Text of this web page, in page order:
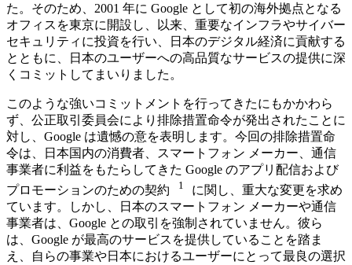
た。そのため、2001 年に Google として初の海外拠点となる
オフィスを東京に開設し、以来、重要なインフラやサイバー
セキュリティに投資を行い、日本のデジタル経済に貢献する
とともに、日本のユーザーへの高品質なサービスの提供に深
くコミットしてまいりました。
このような強いコミットメントを行ってきたにもかかわら
ず、公正取引委員会により排除措置命令が発出されたことに
対し、Google は遺憾の意を表明します。今回の排除措置命
令は、日本国内の消費者、スマートフォン メーカー、通信
事業者に利益をもたらしてきた Google のアプリ配信および
プロモーションのための契約
1
に関し、重大な変更を求め
ています。しかし、日本のスマートフォン メーカーや通信
事業者は、Google との取引を強制されていません。彼ら
は、Google が最高のサービスを提供していることを踏ま
え、自らの事業や日本におけるユーザーにとって最良の選択